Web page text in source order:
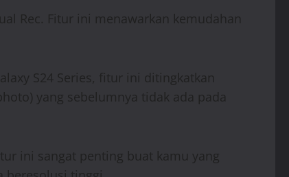
Rec. Fitur ini menawarkan kemudahan
S24 Series, fitur ini ditingkatkan
yang sebelumnya tidak ada pada
ini sangat penting buat kamu yang